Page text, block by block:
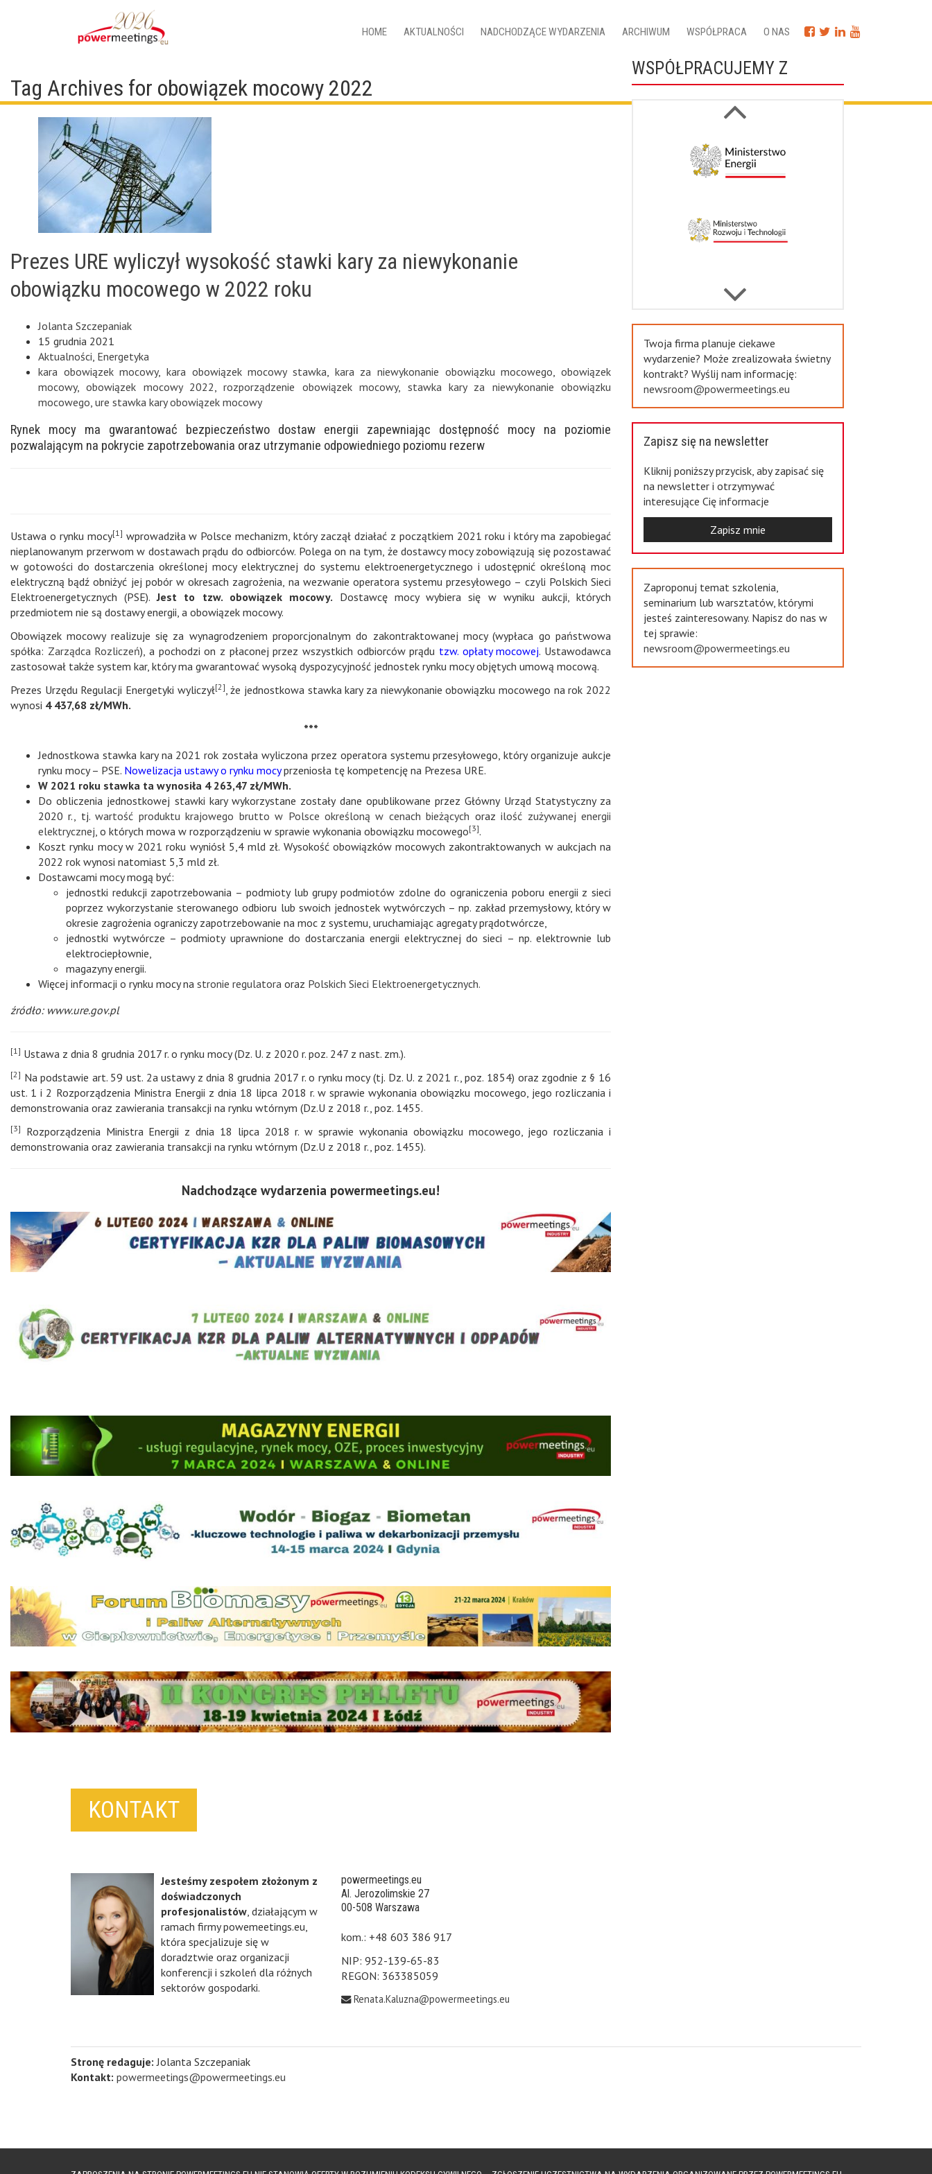
HOME AKTUALNOŚCI NADCHODZĄCE WYDARZENIA ARCHIWUM WSPÓŁPRACA O NAS
Tag Archives for obowiązek mocowy 2022
Prezes URE wyliczył wysokość stawki kary za niewykonanie
obowiązku mocowego w 2022 roku
Jolanta Szczepaniak
15 grudnia 2021
Aktualności Energetyka
kara obowiązek mocowy,kara obowiązek mocowy stawka kara za niewykonanie obowiązku mocowego ,obowiązek
mocowy,obowiązek mocowy 2022 ,rozporządzenie obowiązek mocowy, stawka kary za niewykonanie obowiązku
mocowego ure stawka kary obowiązek mocowy
Rynek mocy ma gwarantować bezpieczeństwo dostaw energii zapewniając dostępność mocy na poziomie
pozwalającym na pokrycie zapotrzebowania oraz utrzymanie odpowiedniego poziomu rezerw
Ustawa o rynku mocy[1] wprowadziła w Polsce mechanizm, który zaczął działać z początkiem 2021 roku i który ma zapobiegać
nieplanowanym przerwom w dostawach prądu do odbiorców. Polega on na tym, że dostawcy mocy zobowiązują się pozostawać
w gotowości do dostarczenia określonej mocy elektrycznej do systemu elektroenergetycznego i udostępnić określoną moc
elektryczną bądź obniżyć jej pobór w okresach zagrożenia, na wezwanie operatora systemu przesyłowego – czyli Polskich Sieci
Elektroenergetycznych (PSE).Jest to tzw. obowiązek mocowy. Dostawcę mocy wybiera się w wyniku aukcji, których
przedmiotem nie są dostawy energii, a obowiązek mocowy.
Obowiązek mocowy realizuje się za wynagrodzeniem proporcjonalnym do zakontraktowanej mocy (wypłaca go państwowa
spółka: Zarządca Rozliczeń), a pochodzi on z płaconej przez wszystkich odbiorców prądu tzw. opłaty mocowej. Ustawodawca
zastosował także system kar, który ma gwarantować wysoką dyspozycyjność jednostek rynku mocy objętych umową mocową.
Prezes Urzędu Regulacji Energetyki wyliczył[2], że jednostkowa stawka kary za niewykonanie obowiązku mocowego na rok 2022
wynosi 4 437,68 zł/MWh.
***
Jednostkowa stawka kary na 2021 rok została wyliczona przez operatora systemu przesyłowego, który organizuje aukcje
rynku mocy – PSE. Nowelizacja ustawy o rynku mocyprzeniosła tę kompetencję na Prezesa URE.
W 2021 roku stawka ta wynosiła 4 263,47 zł/MWh.
Do obliczenia jednostkowej stawki kary wykorzystane zostały dane opublikowane przez Główny Urząd Statystyczny za
2020 r., tj.wartość produktu krajowego brutto w Polsce określoną w cenach bieżących orazilość zużywanej energii
elektrycznej, o których mowa w rozporządzeniu w sprawie wykonania obowiązku mocowego[3].
Koszt rynku mocy w 2021 roku wyniósł 5,4 mld zł. Wysokość obowiązków mocowych zakontraktowanych w aukcjach na
2022 rok wynosi natomiast 5,3 mld zł.
Dostawcami mocy mogą być:
jednostki redukcji zapotrzebowania – podmioty lub grupy podmiotów zdolne do ograniczenia poboru energii z sieci
poprzez wykorzystanie sterowanego odbioru lub swoich jednostek wytwórczych – np. zakład przemysłowy, który w
okresie zagrożenia ograniczy zapotrzebowanie na moc z systemu, uruchamiając agregaty prądotwórcze,
jednostki wytwórcze – podmioty uprawnione do dostarczania energii elektrycznej do sieci – np. elektrownie lub
elektrociepłownie,
magazyny energii.
Więcej informacji o rynku mocy na stronie regulatora oraz Polskich Sieci Elektroenergetycznych.
źródło: www.ure.gov.pl
[1] Ustawa z dnia 8 grudnia 2017 r. o rynku mocy (Dz. U. z 2020 r. poz. 247 z nast. zm.).
[2] Na podstawie art. 59 ust. 2a ustawy z dnia 8 grudnia 2017 r. o rynku mocy (tj. Dz. U. z 2021 r., poz. 1854) oraz zgodnie z § 16
ust. 1 i 2 Rozporządzenia Ministra Energii z dnia 18 lipca 2018 r. w sprawie wykonania obowiązku mocowego, jego rozliczania i
demonstrowania oraz zawierania transakcji na rynku wtórnym (Dz.U z 2018 r., poz. 1455.
[3]
Rozporządzenia Ministra Energii z dnia 18 lipca 2018 r. w sprawie wykonania obowiązku mocowego, jego rozliczania i
demonstrowania oraz zawierania transakcji na rynku wtórnym (Dz.U z 2018 r., poz. 1455).
Nadchodzące wydarzenia powermeetings.eu!
WSPÓŁPRACUJEMY Z
Twoja firma planuje ciekawe
wydarzenie? Może zrealizowała świetny
kontrakt? Wyślij nam informację:
newsroom@powermeetings.eu
Zapisz się na newsletter
Kliknij poniższy przycisk, aby zapisać się
na newsletter i otrzymywać
interesujące Cię informacje
Zapisz mnie
Zaproponuj temat szkolenia,
seminarium lub warsztatów, którymi
jesteś zainteresowany. Napisz do nas w
tej sprawie:
newsroom@powermeetings.eu
KONTAKT
Jesteśmy zespołem złożonym z
doświadczonych
profesjonalistów , działającym w
ramach firmy powemeetings.eu,
która specjalizuje się w
doradztwie oraz organizacji
konferencji i szkoleń dla różnych
sektorów gospodarki.
powermeetings.eu
Al. Jerozolimskie 27
00-508 Warszawa
kom.: +48 603 386 917
NIP: 952-139-65-83
REGON: 363385059
Renata.Kaluzna@powermeetings.eu
Stronę redaguje: Jolanta Szczepaniak
Kontakt: powermeetings@powermeetings.eu